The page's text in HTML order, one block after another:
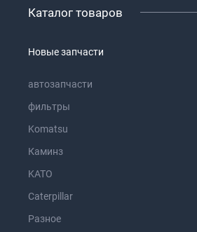
Каталог товаров
Новые запчасти
автозапчасти
фильтры
Komatsu
Каминз
KATO
Caterpillar
Разное